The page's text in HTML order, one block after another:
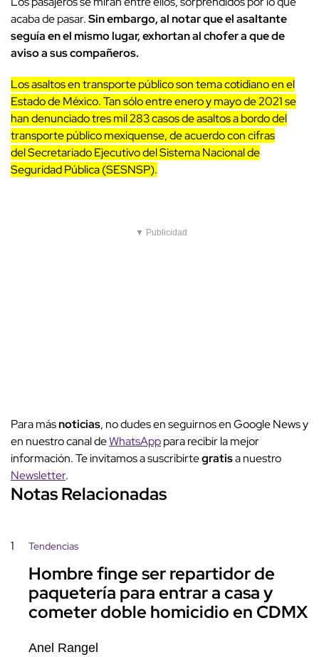
acaba de pasar.Sin embargo, al notar que el asaltante
seguía en el mismo lugar, exhortan al chofer a que de
aviso a sus compañeros.
Los asaltos en transporte público son tema cotidiano en el
Estado de México. Tan sólo entre enero y mayo de 2021 se
han denunciado tres mil 283 casos de asaltos a bordo del
transporte público mexiquense, de acuerdo con cifras
del Secretariado Ejecutivo del Sistema Nacional de
Seguridad Pública (SESNSP).
▼ Publicidad
Para másnoticias, no dudes en seguirnos en Google News y
en nuestro canal deWhatsApppara recibir la mejor
información. Te invitamos a suscribirtegratisa nuestro
Newsletter.
Notas Relacionadas
1 Tendencias
Hombre finge ser repartidor de
paquetería para entrar a casa y
cometer doble homicidio en CDMX
Anel Rangel